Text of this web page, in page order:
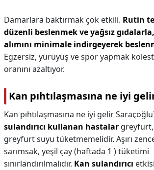
Damarlara baktırmak çok etkili. Rutin
düzenli beslenmek ve yağsız
alımını minimale indirgeyerek
Egzersiz, yürüyüş ve spor yapmak
oranını azaltıyor.
Kan pıhtılaşmasına ne iyi
Kan pıhtılaşmasına ne iyi gelir
sulandırıcı kullanan hastalar greyfurt,
greyfurt suyu tüketmemelidir. Aşırı
sarımsak, yeşil çay (haftada 1 ) tüketimi
sınırlandırılmalıdır. Kan sulandırıcı